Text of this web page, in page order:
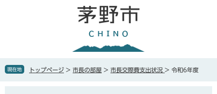
で
ば現在地 トップページ > 市長の部屋 > 市長交際費支出状況 > 令和6年度